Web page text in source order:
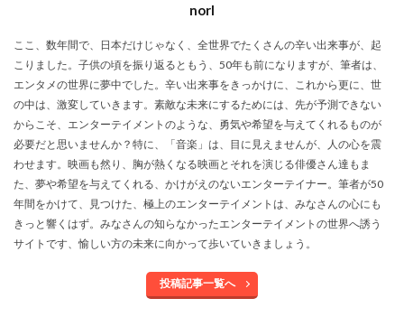
norI
ここ、数年間で、日本だけじゃなく、全世界でたくさんの辛い出来事が、起
こりました。子供の頃を振り返るともう、50年も前になりますが、筆者は、
エンタメの世界に夢中でした。辛い出来事をきっかけに、これから更に、世
の中は、激変していきます。素敵な未来にするためには、先が予測できない
からこそ、エンターテイメントのような、勇気や希望を与えてくれるものが
必要だと思いませんか？特に、「音楽」は、目に見えませんが、人の心を震
わせます。映画も然り、胸が熱くなる映画とそれを演じる俳優さん達もま
た、夢や希望を与えてくれる、かけがえのないエンターテイナー。筆者が50
年間をかけて、見つけた、極上のエンターテイメントは、みなさんの心にも
きっと響くはず。みなさんの知らなかったエンターテイメントの世界へ誘う
サイトです、愉しい方の未来に向かって歩いていきましょう。
投稿記事一覧へ